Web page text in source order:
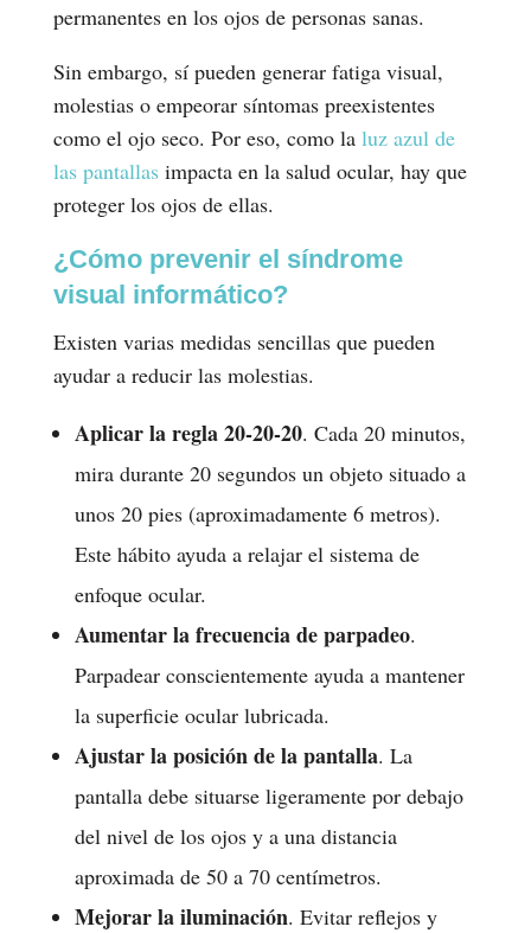
permanentes en los ojos de personas sanas.
Sin embargo, sí pueden generar fatiga visual,
molestias o empeorar síntomas preexistentes
como el ojo seco. Por eso, como la luz azul de
las pantallas impacta en la salud ocular, hay que
proteger los ojos de ellas.
¿Cómo prevenir el síndrome
visual informático?
Existen varias medidas sencillas que pueden
ayudar a reducir las molestias.
Aplicar la regla 20-20-20. Cada 20 minutos,
mira durante 20 segundos un objeto situado a
unos 20 pies (aproximadamente 6 metros).
Este hábito ayuda a relajar el sistema de
enfoque ocular.
Aumentar la frecuencia de parpadeo.
Parpadear conscientemente ayuda a mantener
la superficie ocular lubricada.
Ajustar la posición de la pantalla. La
pantalla debe situarse ligeramente por debajo
del nivel de los ojos y a una distancia
aproximada de 50 a 70 centímetros.
Mejorar la iluminación. Evitar reflejos y